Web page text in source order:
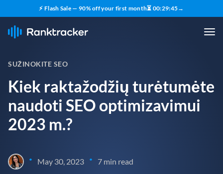
⚡ Flash Sale — 90% off your first month⏳ 00:29:43→
SUŽINOKITE SEO
Kiek raktažodžių turėtumėte
naudoti SEO optimizavimui
2023 m.?
• May 30, 2023 • 7 min read